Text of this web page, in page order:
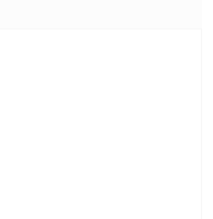
5 z 5 hvězdiček.
5 z 5 hvězdiček.